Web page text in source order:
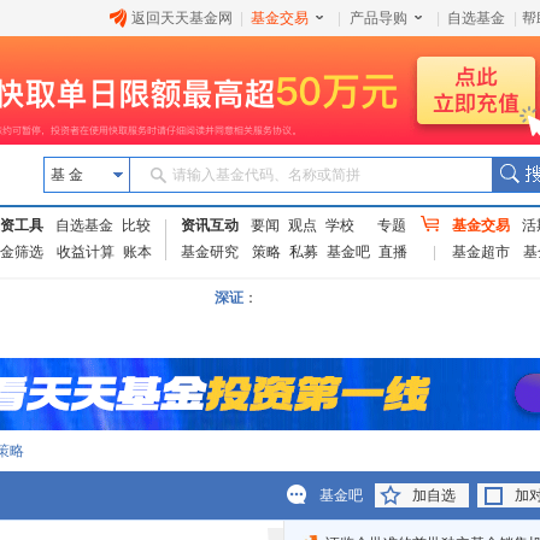
返回天天基金网 基金交易 产品导购 自选基金 帮
基 金 请输入基金代码、名称或简拼
工具 自选基金
比较
筛选
收益计算 账本
资讯互动 要闻 观点 学校
专题
基金研究
策略 私募 基金吧 直播
基金交易
活
基金超市
基
深证：
略
基金吧 加自选 加